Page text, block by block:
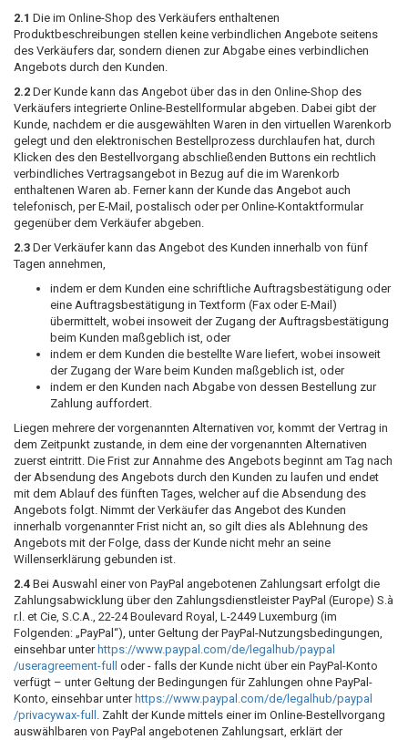
2.1 Die im Online-Shop des Verkäufers enthaltenen
Produktbeschreibungen stellen keine verbindlichen Angebote seitens
des Verkäufers dar, sondern dienen zur Abgabe eines verbindlichen
Angebots durch den Kunden.
2.2 Der Kunde kann das Angebot über das in den Online-Shop des
Verkäufers integrierte Online-Bestellformular abgeben. Dabei gibt der
Kunde, nachdem er die ausgewählten Waren in den virtuellen Warenkorb
gelegt und den elektronischen Bestellprozess durchlaufen hat, durch
Klicken des den Bestellvorgang abschließenden Buttons ein rechtlich
verbindliches Vertragsangebot in Bezug auf die im Warenkorb
enthaltenen Waren ab. Ferner kann der Kunde das Angebot auch
telefonisch, per E-Mail, postalisch oder per Online-Kontaktformular
gegenüber dem Verkäufer abgeben.
2.3 Der Verkäufer kann das Angebot des Kunden innerhalb von fünf
Tagen annehmen,
indem er dem Kunden eine schriftliche Auftragsbestätigung oder
eine Auftragsbestätigung in Textform (Fax oder E-Mail)
übermittelt, wobei insoweit der Zugang der Auftragsbestätigung
beim Kunden maßgeblich ist, oder
indem er dem Kunden die bestellte Ware liefert, wobei insoweit
der Zugang der Ware beim Kunden maßgeblich ist, oder
indem er den Kunden nach Abgabe von dessen Bestellung zur
Zahlung auffordert.
Liegen mehrere der vorgenannten Alternativen vor, kommt der Vertrag in
dem Zeitpunkt zustande, in dem eine der vorgenannten Alternativen
zuerst eintritt. Die Frist zur Annahme des Angebots beginnt am Tag nach
der Absendung des Angebots durch den Kunden zu laufen und endet
mit dem Ablauf des fünften Tages, welcher auf die Absendung des
Angebots folgt. Nimmt der Verkäufer das Angebot des Kunden
innerhalb vorgenannter Frist nicht an, so gilt dies als Ablehnung des
Angebots mit der Folge, dass der Kunde nicht mehr an seine
Willenserklärung gebunden ist.
2.4 Bei Auswahl einer von PayPal angebotenen Zahlungsart erfolgt die
Zahlungsabwicklung über den Zahlungsdienstleister PayPal (Europe) S.à
r.l. et Cie, S.C.A., 22-24 Boulevard Royal, L-2449 Luxemburg (im
Folgenden: „PayPal“), unter Geltung der PayPal-Nutzungsbedingungen,
einsehbar unter https://www.paypal.com/de/legalhub/paypal
/useragreement-full
oder - falls der Kunde nicht über ein PayPal-Konto
verfügt – unter Geltung der Bedingungen für Zahlungen ohne PayPal-
Konto, einsehbar unter https://www.paypal.com/de/legalhub/paypal
/privacywax-full . Zahlt der Kunde mittels einer im Online-Bestellvorgang
auswählbaren von PayPal angebotenen Zahlungsart, erklärt der